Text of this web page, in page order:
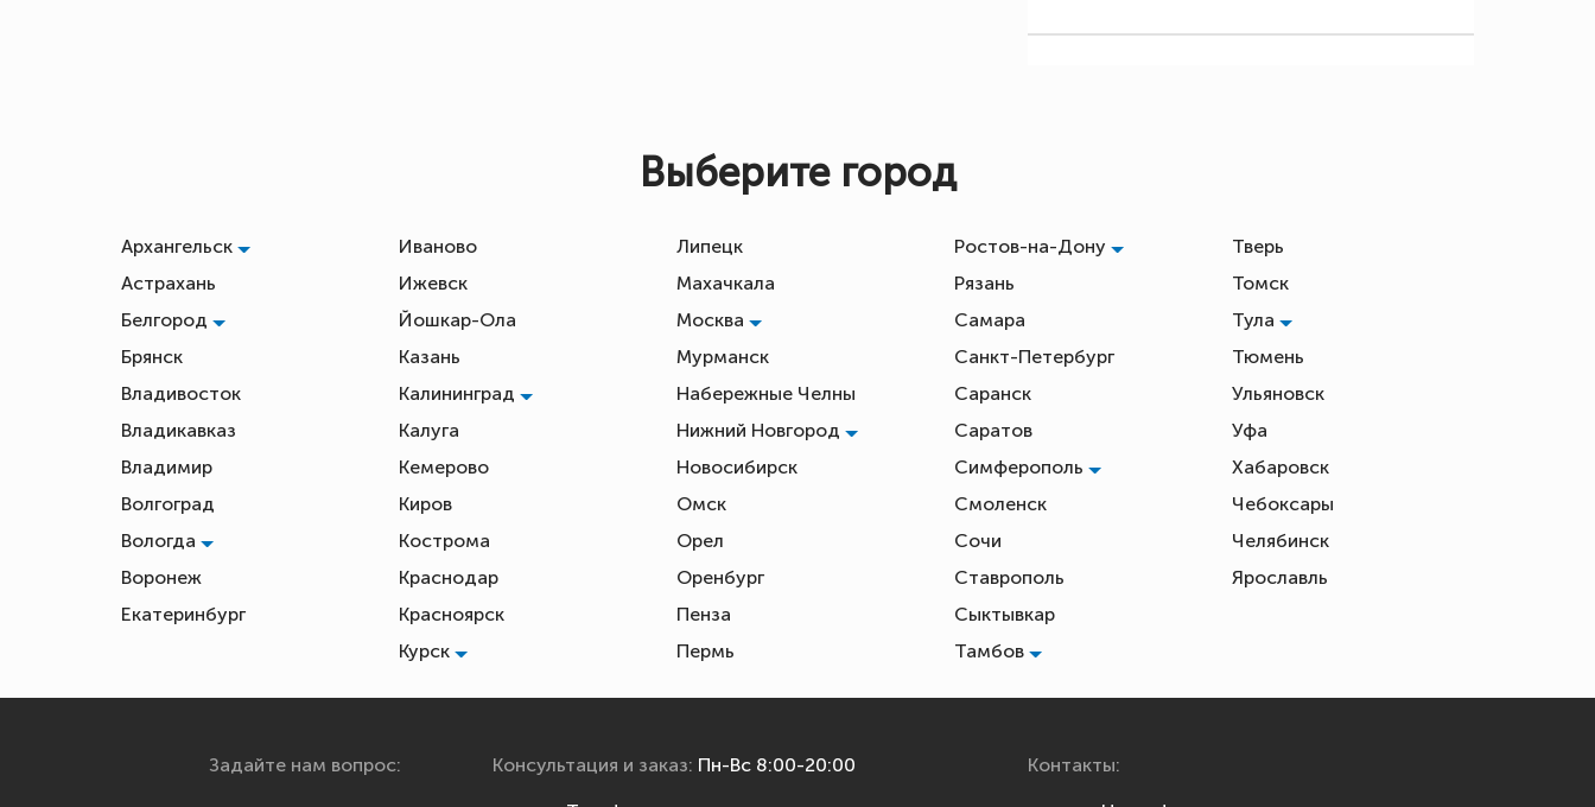
Выберите город
Архангельск
Астрахань
Белгород
Брянск
Владивосток
Владикавказ
Владимир
Волгоград
Вологда
Воронеж
Екатеринбург
Иваново
Ижевск
Йошкар-Ола
Казань
Калининград
Калуга
Кемерово
Киров
Кострома
Краснодар
Красноярск
Курск
Липецк
Махачкала
Москва
Мурманск
Набережные Челны
Нижний Новгород
Новосибирск
Омск
Орел
Оренбург
Пенза
Пермь
Ростов-на-Дону
Рязань
Самара
Санкт-Петербург
Саранск
Саратов
Симферополь
Смоленск
Сочи
Ставрополь
Сыктывкар
Тамбов
Тверь
Томск
Тула
Тюмень
Ульяновск
Уфа
Хабаровск
Чебоксары
Челябинск
Ярославль
Задайте нам вопрос: Консультация и заказ: Пн-Вс 8:00-20:00 Контакты: